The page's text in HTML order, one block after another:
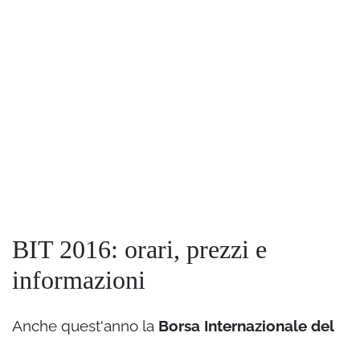
BIT 2016: orari, prezzi e
informazioni
Anche quest'anno la Borsa Internazionale del